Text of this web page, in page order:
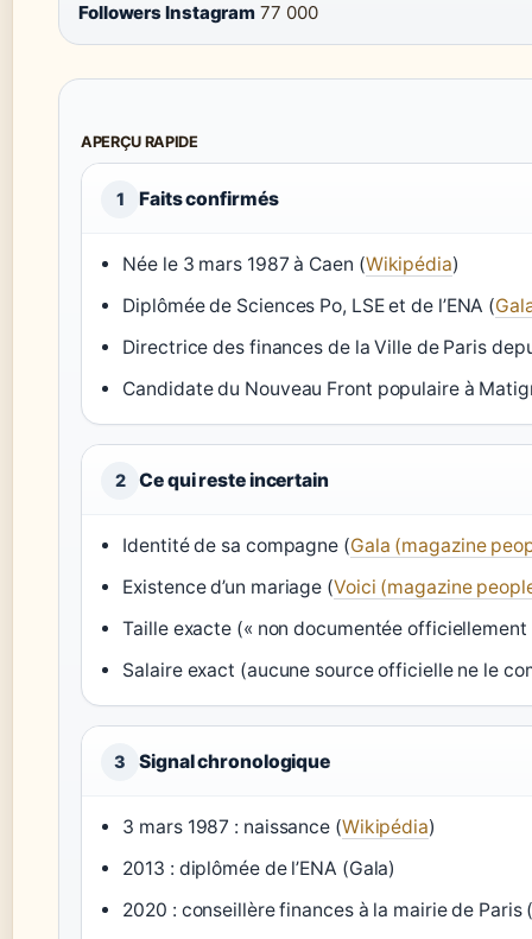
Followers Instagram 77 000
APERÇU RAPIDE
1 Faits confirmés
Née le 3 mars 1987 à Caen (Wikipédia)
Diplômée de Sciences Po, LSE et de l’ENA (
Directrice des finances de la Ville de Paris
Candidate du Nouveau Front populaire à
2 Ce qui reste incertain
Identité de sa compagne (Gala (magazine
Existence d’un mariage (Voici (magazine
Taille exacte (« non documentée
Salaire exact (aucune source officielle ne le
3 Signal chronologique
3 mars 1987 : naissance (Wikipédia)
2013 : diplômée de l’ENA (Gala)
2020 : conseillère finances à la mairie de Paris